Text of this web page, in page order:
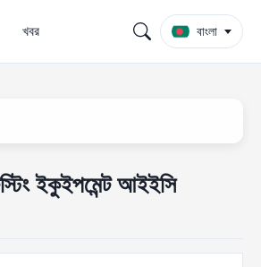
খবর বাংলা
ইকুইপমেন্ট আইইসি